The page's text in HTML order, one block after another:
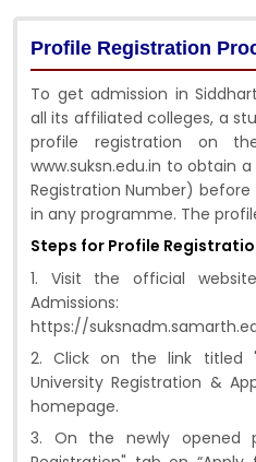
Profile Registration
To get admission in
all its affiliated colleges, a
profile registration on
www.suksn.edu.in to obtain a
Registration Number)
in any programme. The
Steps for Profile
1. Visit the official
Admissions:
https://
2. Click on the link titled
University Registration &
homepage.
3. On the newly opened